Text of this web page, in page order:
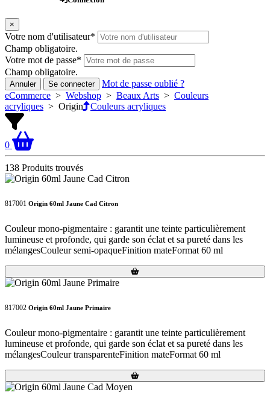
×
Votre nom d'utilisateur*
Champ obligatoire.
Votre mot de passe*
Champ obligatoire.
Annuler Se connecter
Mot de passe oublié ?
eCommerce > Webshop > Beaux Arts > Couleurs
acryliques > Origin Couleurs acryliques
0
138 Produits trouvés
817001 Origin 60ml Jaune Cad Citron
Couleur mono-pigmentaire : garantit une teinte particulièrement
lumineuse et profonde, qui garde son éclat et sa pureté dans les
mélangesCouleur semi-opaqueFinition mateFormat 60 ml
Loading...
Loading...
817002 Origin 60ml Jaune Primaire
Couleur mono-pigmentaire : garantit une teinte particulièrement
lumineuse et profonde, qui garde son éclat et sa pureté dans les
mélangesCouleur transparenteFinition mateFormat 60 ml
Loading...
Loading...